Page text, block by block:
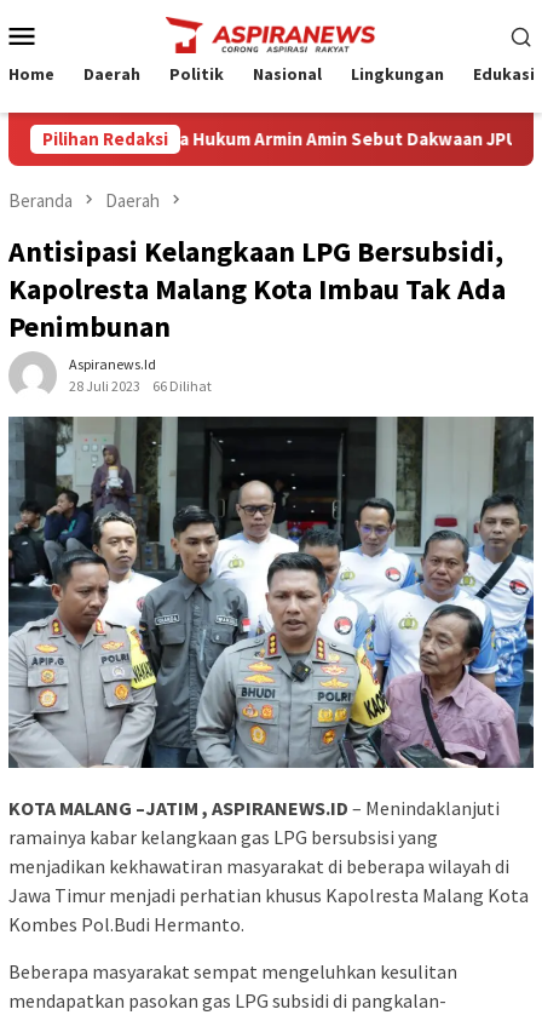
ke
Mobile
Home Daerah Politik Nasional Lingkungan Edukasi
Pilihan Redaksi
Eksepsi Kuasa Hukum Armin Amin Sebut Dakwaan JPU Cacat
Beranda Daerah
Antisipasi Kelangkaan LPG Bersubsidi,
Kapolresta Malang Kota Imbau Tak Ada
Penimbunan
Aspiranews.id
28 Juli 2023
66 Dilihat
KOTA MALANG –JATIM , ASPIRANEWS.ID – Menindaklanjuti
ramainya kabar kelangkaan gas LPG bersubsisi yang
menjadikan kekhawatiran masyarakat di beberapa wilayah di
Jawa Timur menjadi perhatian khusus Kapolresta Malang Kota
Kombes Pol.Budi Hermanto.
Beberapa masyarakat sempat mengeluhkan kesulitan
mendapatkan pasokan gas LPG subsidi di pangkalan-